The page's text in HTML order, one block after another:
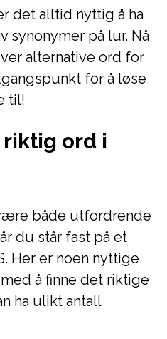
det alltid nyttig å ha
synonymer på lur. Nå
alternative ord for
for å løse
til!
ord i
både utfordrende
du står fast på et
Her er noen nyttige
å finne det riktige
ha ulikt antall